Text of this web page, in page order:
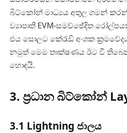
බිට්කෝන් මාධ්‍යය අතුල ගමන්
ව්‍යාපෘති EVM-සමච්ඡේදිත
එය සොලට කේරැඩි අංශක
නමුත් මෙම තාක්ෂණය ඊට වී
හොඳයි.
3. ප්‍රධාන බිට්කෝන්
3.1 Lightning ජාලය